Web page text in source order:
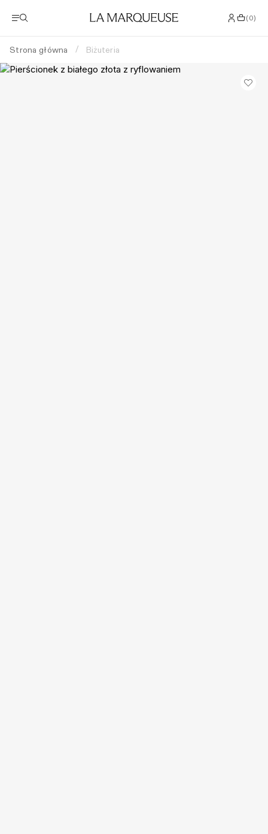
(0)
Strona główna / Biżuteria